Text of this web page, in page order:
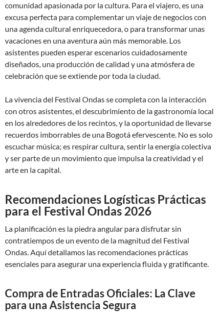
comunidad apasionada por la cultura. Para el viajero, es una
excusa perfecta para complementar un viaje de negocios con
una agenda cultural enriquecedora, o para transformar unas
vacaciones en una aventura aún más memorable. Los
asistentes pueden esperar escenarios cuidadosamente
diseñados, una producción de calidad y una atmósfera de
celebración que se extiende por toda la ciudad.
La vivencia del Festival Ondas se completa con la interacción
con otros asistentes, el descubrimiento de la gastronomía local
en los alrededores de los recintos, y la oportunidad de llevarse
recuerdos imborrables de una Bogotá efervescente. No es solo
escuchar música; es respirar cultura, sentir la energía colectiva
y ser parte de un movimiento que impulsa la creatividad y el
arte en la capital.
Recomendaciones Logísticas Prácticas
para el Festival Ondas 2026
La planificación es la piedra angular para disfrutar sin
contratiempos de un evento de la magnitud del Festival
Ondas. Aquí detallamos las recomendaciones prácticas
esenciales para asegurar una experiencia fluida y gratificante.
Compra de Entradas Oficiales: La Clave
para una Asistencia Segura